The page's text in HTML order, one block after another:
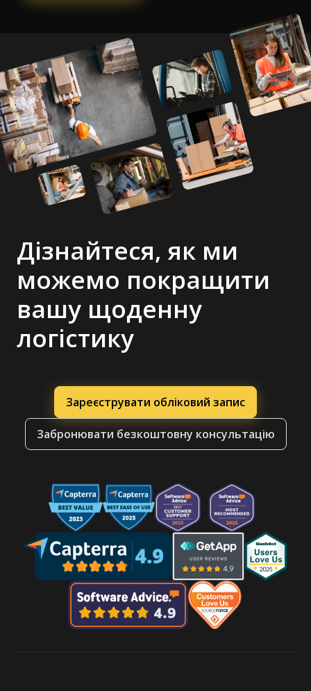
Дізнайтеся, як ми
можемо покращити
вашу щоденну
логістику
Зареєструвати обліковий запис
Забронювати безкоштовну консультацію